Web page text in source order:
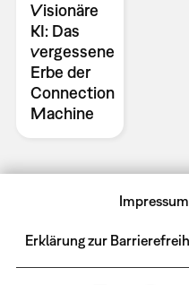
Visionäre
KI: Das
vergessene
Erbe der
Connection
Machine
Impressum
Erklärung zur